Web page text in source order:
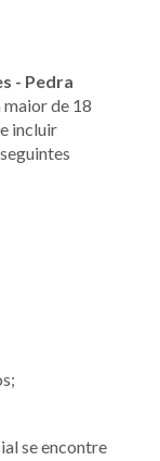
- Pedra
de 18
incluir
se encontre